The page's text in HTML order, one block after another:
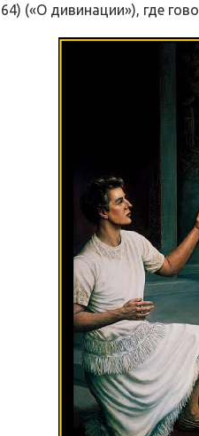
64) («О дивинации»), где